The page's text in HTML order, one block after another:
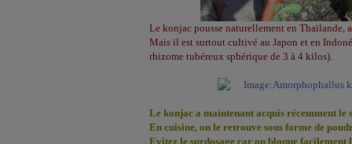
Le konjac pousse naturellement en Thaïlande,
Mais il est surtout cultivé au Japon et en
rhizome tubéreux sphérique de 3 à 4 kilos).
Le konjac a maintenant acquis récemment
En cuisine, on le retrouve sous forme de
Evitez le surdosage car on bloque facilement